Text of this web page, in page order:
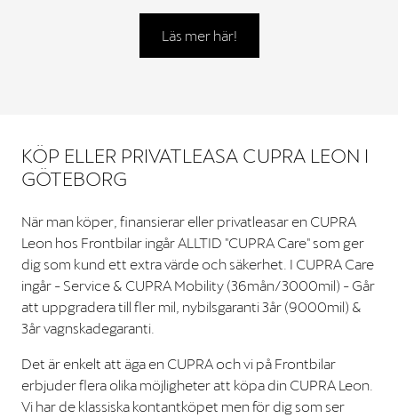
Läs mer här!
KÖP ELLER PRIVATLEASA CUPRA LEON I
GÖTEBORG
När man köper, finansierar eller privatleasar en CUPRA
Leon hos Frontbilar ingår ALLTID "CUPRA Care" som ger
dig som kund ett extra värde och säkerhet. I CUPRA Care
ingår - Service & CUPRA Mobility (36mån/3000mil) - Går
att uppgradera till fler mil, nybilsgaranti 3år (9000mil) &
3år vagnskadegaranti.
Det är enkelt att äga en CUPRA och vi på Frontbilar
erbjuder flera olika möjligheter att köpa din CUPRA Leon.
Vi har de klassiska kontantköpet men för dig som ser